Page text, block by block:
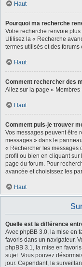
Haut
Pourquoi ma recherche
Votre recherche renvoie
Utilisez la « Recherche
termes utilisés et des
Haut
Comment rechercher des
Allez sur la page «
Haut
Comment puis-je trouver
Vos messages peuvent être
messages » dans le
« Rechercher les messages
profil ou bien en cliquant sur
page du forum. Pour
avancée et choisissez les
Haut
Quelle est la différence
Avec phpBB 3.0, la mise en
favoris dans un navigateur.
phpBB 3.1, la mise en
sujet. Vous pouvez
jour. Cependant, la